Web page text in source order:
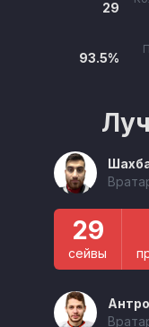
29
93.5%
29
сейвы